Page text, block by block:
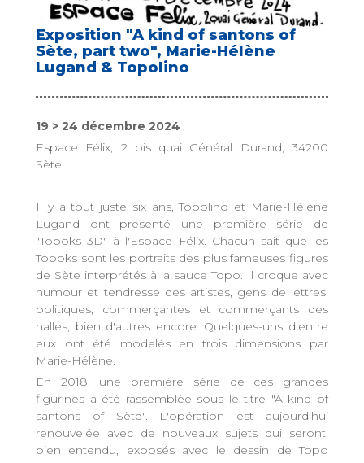
Exposition "A kind of santons of
Sète, part two", Marie-Hélène
Lugand & Topolino
19 > 24 décembre 2024
Espace Félix, 2 bis quai Général Durand, 34200
Sète
Il y a tout juste six ans, Topolino et Marie-Hélène
Lugand ont présenté une première série de
"Topoks 3D" à l'Espace Félix. Chacun sait que les
Topoks sont les portraits des plus fameuses figures
de Sète interprétés à la sauce Topo. Il croque avec
humour et tendresse des artistes, gens de lettres,
politiques, commerçantes et commerçants des
halles, bien d'autres encore. Quelques-uns d'entre
eux ont été modelés en trois dimensions par
Marie-Hélène.
En 2018, une première série de ces grandes
figurines a été rassemblée sous le titre "A kind of
santons of Sète". L'opération est aujourd'hui
renouvelée avec de nouveaux sujets qui seront,
bien entendu, exposés avec le dessin de Topo